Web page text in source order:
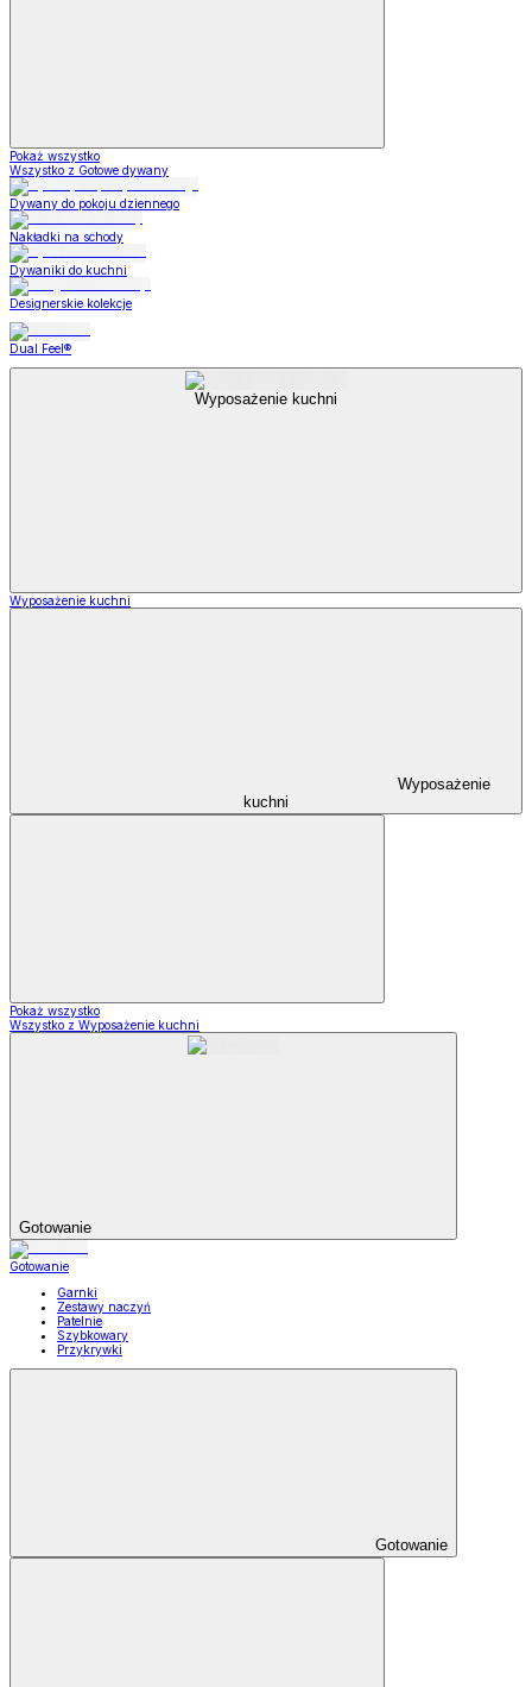
Pokaż wszystko
Wszystko z Gotowe dywany
Dywany do pokoju dziennego
Nakładki na schody
Dywaniki do kuchni
Designerskie kolekcje
Dual Feel®
Wyposażenie kuchni
Wyposażenie kuchni
Wyposażenie
kuchni
Pokaż wszystko
Wszystko z Wyposażenie kuchni
Gotowanie
Gotowanie
Garnki
Zestawy naczyń
Patelnie
Szybkowary
Przykrywki
Gotowanie